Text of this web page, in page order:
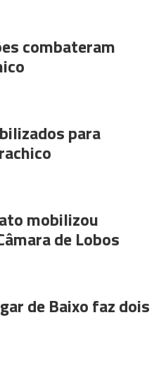
combateram
para
mobilizou
de Lobos
de Baixo faz dois